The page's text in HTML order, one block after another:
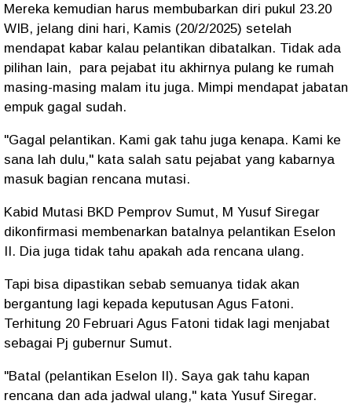
Mereka kemudian harus membubarkan diri pukul 23.20
WIB, jelang dini hari, Kamis (20/2/2025) setelah
mendapat kabar kalau pelantikan dibatalkan. Tidak ada
pilihan lain, para pejabat itu akhirnya pulang ke rumah
masing-masing malam itu juga. Mimpi mendapat jabatan
empuk gagal sudah.
"Gagal pelantikan. Kami gak tahu juga kenapa. Kami ke
sana lah dulu," kata salah satu pejabat yang kabarnya
masuk bagian rencana mutasi.
Kabid Mutasi BKD Pemprov Sumut, M Yusuf Siregar
dikonfirmasi membenarkan batalnya pelantikan Eselon
II. Dia juga tidak tahu apakah ada rencana ulang.
Tapi bisa dipastikan sebab semuanya tidak akan
bergantung lagi kepada keputusan Agus Fatoni.
Terhitung 20 Februari Agus Fatoni tidak lagi menjabat
sebagai Pj gubernur Sumut.
"Batal (pelantikan Eselon II). Saya gak tahu kapan
rencana dan ada jadwal ulang," kata Yusuf Siregar.